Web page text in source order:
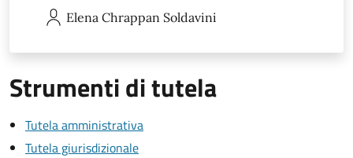
Elena Chrappan Soldavini
Strumenti di tutela
Tutela amministrativa
Tutela giurisdizionale